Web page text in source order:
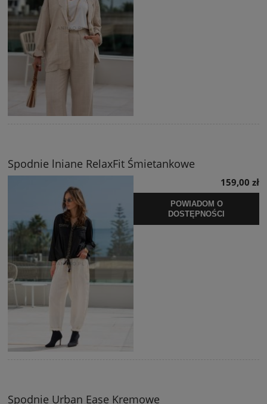
Spodnie lniane RelaxFit Śmietankowe
159,00 zł
POWIADOM O
DOSTĘPNOŚCI
Spodnie Urban Ease Kremowe